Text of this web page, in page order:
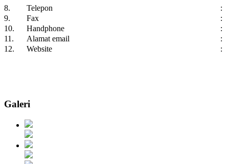
8. Telepon
:
9.
Fax
:
10.
Handphone
:
11.
Alamat email
:
12.
Website :
Galeri